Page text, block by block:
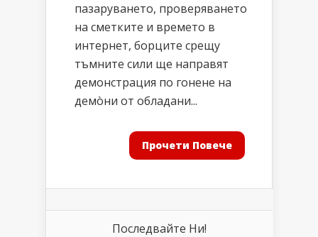
пазаруването, проверяването
на сметките и времето в
интернет, борците срещу
тъмните сили ще направят
демонстрация по гонене на
демòни от обладани...
Прочети Повече
Последвайте Ни!